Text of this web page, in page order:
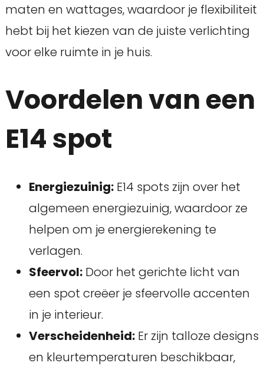
maten en wattages, waardoor je flexibiliteit
hebt bij het kiezen van de juiste verlichting
voor elke ruimte in je huis.
Voordelen van een
E14 spot
Energiezuinig:E14 spots zijn over het
algemeen energiezuinig, waardoor ze
helpen om je energierekening te
verlagen.
Sfeervol:Door het gerichte licht van
een spot creëer je sfeervolle accenten
in je interieur.
Verscheidenheid:Er zijn talloze designs
en kleurtemperaturen beschikbaar,